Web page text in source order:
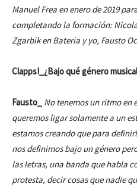
Manuel Frea en enero de 2019
completando la formación:
Zgarbik en Bateria y yo, Fausto
Clapps!_¿Bajo qué género
Fausto_ No tenemos un ritmo en
queremos ligar solamente a un
estamos creando que para
nos definimos bajo un género
las letras, una banda que habla
protesta, decir cosas que nadie